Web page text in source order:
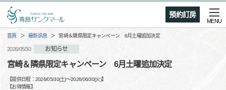
預約訂房
MENU
首頁 最新訊息 宮崎＆隣県限定キャンペーン 6月土曜追加決定
2026/05/30 お知らせ
宮崎＆隣県限定キャンペーン 6月土曜追加決定
【提供日程： 2026/05/30(土)〜2026/06/30(火)】
【お得情報】